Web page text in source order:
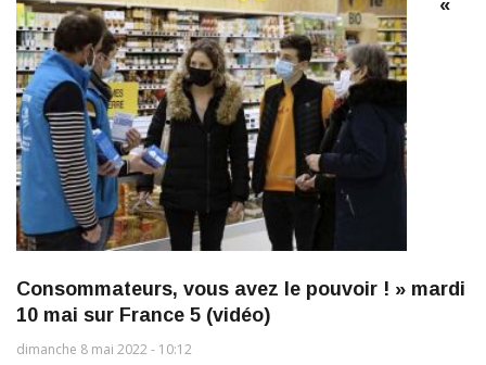
Consommateurs, vous avez le pouvoir ! » mardi
10 mai sur France 5 (vidéo)
dimanche 8 mai 2022 - 10:12